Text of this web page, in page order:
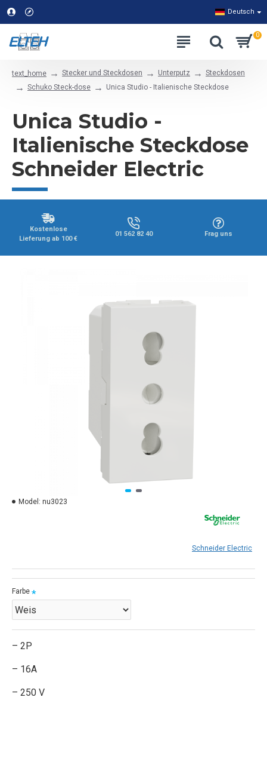
Deutsch
0
text_home Stecker und Steckdosen Unterputz
Steckdosen
Schuko Steck-dose
Unica Studio - Italienische Steckdose
Unica Studio -
Italienische Steckdose
Schneider Electric
Kostenlose
Lieferung ab 100 €
01 562 82 40 Frag uns
Model: nu3023
Schneider Electric
Farbe
– 2P
– 16A
– 250 V